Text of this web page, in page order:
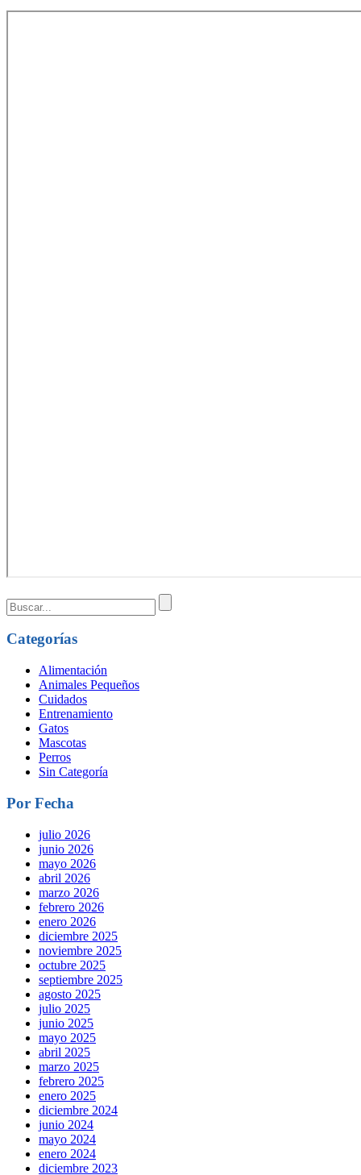
Categorías
Alimentación
Animales Pequeños
Cuidados
Entrenamiento
Gatos
Mascotas
Perros
Sin Categoría
Por Fecha
julio 2026
junio 2026
mayo 2026
abril 2026
marzo 2026
febrero 2026
enero 2026
diciembre 2025
noviembre 2025
octubre 2025
septiembre 2025
agosto 2025
julio 2025
junio 2025
mayo 2025
abril 2025
marzo 2025
febrero 2025
enero 2025
diciembre 2024
junio 2024
mayo 2024
enero 2024
diciembre 2023